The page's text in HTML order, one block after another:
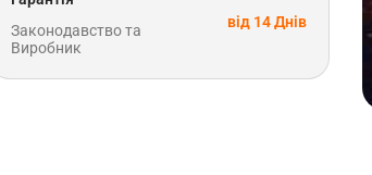
Законодавство та
Виробник
від 14 Днів